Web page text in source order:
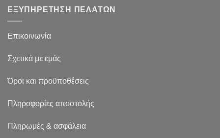
ΕΞΥΠΗΡΕΤΗΣΗ ΠΕΛΑΤΩΝ
Επικοινωνία
Σχετικά με εμάς
Όροι και προϋποθέσεις
Πληροφορίες αποστολής
Πληρωμές & ασφάλεια